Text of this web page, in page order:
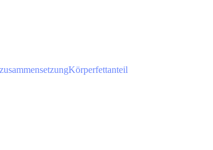
Körperfettanteil